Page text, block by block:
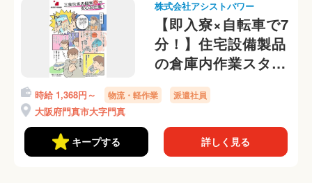
株式会社アシストパワー
【即入寮×自転車で7
分！】住宅設備製品
の倉庫内作業スタッ
フ募集！流れ作業で
ラクラク◎
時給 1,368円～ 物流・軽作業 派遣社員
大阪府門真市大字門真
キープする 詳しく見る